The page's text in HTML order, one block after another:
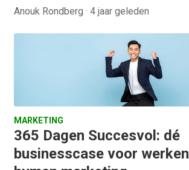
Anouk Rondberg · 4 jaar geleden
MARKETING
365 Dagen Succesvol: dé
businesscase voor